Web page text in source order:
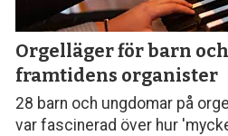
Orgelläger för barn
framtidens organister
28 barn och ungdomar på
var fascinerad över hur